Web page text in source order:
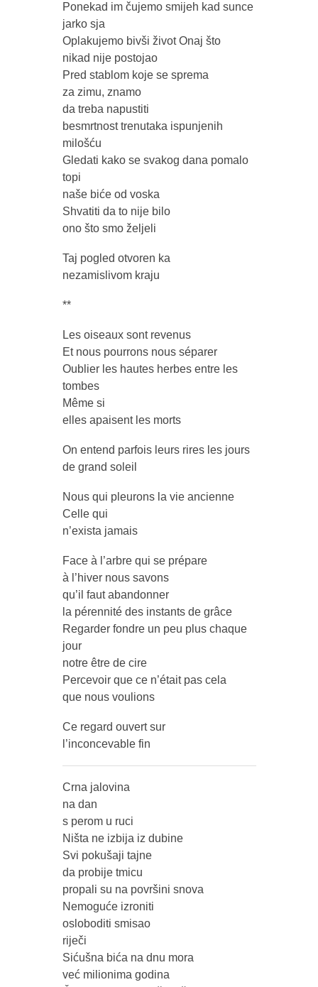
Ponekad im čujemo smijeh kad sunce
jarko sja
Oplakujemo bivši život Onaj što
nikad nije postojao
Pred stablom koje se sprema
za zimu, znamo
da treba napustiti
besmrtnost trenutaka ispunjenih
milošću
Gledati kako se svakog dana pomalo
topi
naše biće od voska
Shvatiti da to nije bilo
ono što smo željeli
Taj pogled otvoren ka
nezamislivom kraju
**
Les oiseaux sont revenus
Et nous pourrons nous séparer
Oublier les hautes herbes entre les
tombes
Même si
elles apaisent les morts
On entend parfois leurs rires les jours
de grand soleil
Nous qui pleurons la vie ancienne
Celle qui
n’exista jamais
Face à l’arbre qui se prépare
à l’hiver nous savons
qu’il faut abandonner
la pérennité des instants de grâce
Regarder fondre un peu plus chaque
jour
notre être de cire
Percevoir que ce n’était pas cela
que nous voulions
Ce regard ouvert sur
l’inconcevable fin
Crna jalovina
na dan
s perom u ruci
Ništa ne izbija iz dubine
Svi pokušaji tajne
da probije tmicu
propali su na površini snova
Nemoguće izroniti
osloboditi smisao
riječi
Sićušna bića na dnu mora
već milionima godina